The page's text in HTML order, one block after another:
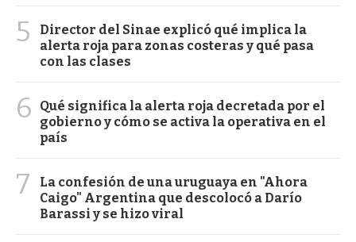
5
Director del Sinae explicó qué implica la
alerta roja para zonas costeras y qué pasa
con las clases
6
Qué significa la alerta roja decretada por el
gobierno y cómo se activa la operativa en el
país
7
La confesión de una uruguaya en "Ahora
Caigo" Argentina que descolocó a Darío
Barassi y se hizo viral